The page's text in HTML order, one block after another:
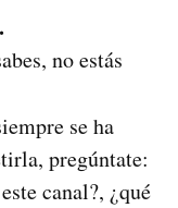
no estás
se ha
pregúntate:
canal?, ¿qué